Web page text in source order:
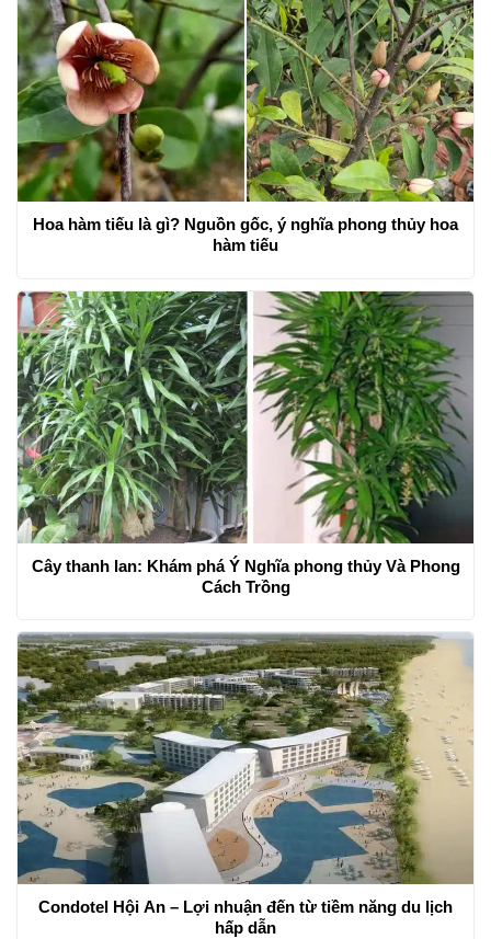
Hoa hàm tiếu là gì? Nguồn gốc, ý nghĩa phong thủy hoa
hàm tiếu
Cây thanh lan: Khám phá Ý Nghĩa phong thủy Và Phong
Cách Trồng
Condotel Hội An – Lợi nhuận đến từ tiềm năng du lịch
hấp dẫn